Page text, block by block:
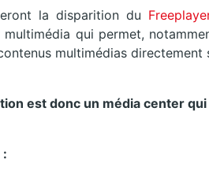
la disparition du
qui permet,
multimédias directement
est donc un média center
: